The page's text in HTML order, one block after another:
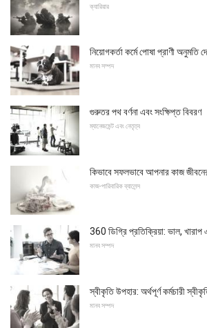
ক্যারিয়ার
নিয়োগকর্তা কর্মে পোষা প্রাণী অনুমতি
মানব সম্পদ
গুরুতর পথ বর্ণনা এবং সংক্ষিপ্ত বিবরণ
ম্যানেজমেন্ট এবং নেতৃত্ব
কিভাবে সফলভাবে আপনার কাজ
কাজ-পারিবারিক ব্যালেন্স
360 ডিগ্রি প্রতিক্রিয়া: ভাল, খারাপ
মানব সম্পদ
স্বীকৃতি উপহার: অর্থপূর্ণ কর্মচারী
মানব সম্পদ